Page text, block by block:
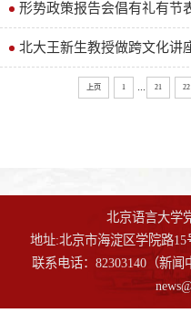
形势政策报告会倡有礼有节
北大王新生教授做跨文化讲
上页 1 21 22
北京语言大学
地址:北京市海淀区学院路
联系电话：82303140（新